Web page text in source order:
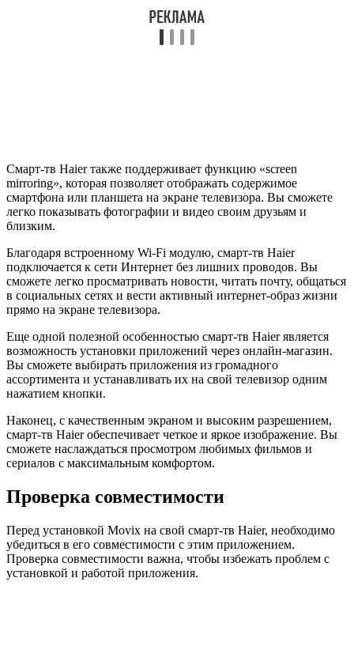
Смарт-тв Haier также поддерживает функцию «screen
mirroring», которая позволяет отображать содержимое
смартфона или планшета на экране телевизора. Вы сможете
легко показывать фотографии и видео своим друзьям и
близким.
Благодаря встроенному Wi-Fi модулю, смарт-тв Haier
подключается к сети Интернет без лишних проводов. Вы
сможете легко просматривать новости, читать почту, общаться
в социальных сетях и вести активный интернет-образ жизни
прямо на экране телевизора.
Еще одной полезной особенностью смарт-тв Haier является
возможность установки приложений через онлайн-магазин.
Вы сможете выбирать приложения из громадного
ассортимента и устанавливать их на свой телевизор одним
нажатием кнопки.
Наконец, с качественным экраном и высоким разрешением,
смарт-тв Haier обеспечивает четкое и яркое изображение. Вы
сможете наслаждаться просмотром любимых фильмов и
сериалов с максимальным комфортом.
Проверка совместимости
Перед установкой Movix на свой смарт-тв Haier, необходимо
убедиться в его совместимости с этим приложением.
Проверка совместимости важна, чтобы избежать проблем с
установкой и работой приложения.